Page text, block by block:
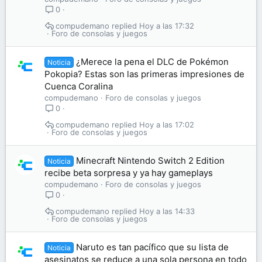
0
Foro de consolas y juegos
Hoy a las 17:32
compudemano
Noticia
¿Merece la pena el DLC de Pokémon
Pokopia? Estas son las primeras impresiones de
Cuenca Coralina
compudemano
Foro de consolas y juegos
0
Foro de consolas y juegos
Hoy a las 17:02
compudemano
Noticia
Minecraft Nintendo Switch 2 Edition
recibe beta sorpresa y ya hay gameplays
compudemano
Foro de consolas y juegos
0
Foro de consolas y juegos
Hoy a las 14:33
compudemano
Noticia
Naruto es tan pacífico que su lista de
asesinatos se reduce a una sola persona en todo